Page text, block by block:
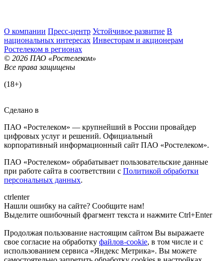
О компании Пресс-центр Устойчивое развитие В
национальных интересах Инвесторам и акционерам
Ростелеком в регионах
© 2026 ПАО «Ростелеком»
Все права защищены
(18+)
Сделано в
ПАО «Ростелеком» — крупнейший в России провайдер
цифровых услуг и решений. Официальный
корпоративный информационный сайт ПАО «Ростелеком».
ПАО «Ростелеком» обрабатывает пользовательские данные
при работе сайта в соответствии с Политикой обработки
персональных данных.
ctrlenter
Нашли ошибку на сайте? Сообщите нам!
Выделите ошибочный фрагмент текста и нажмите Ctrl+Enter
Продолжая пользование настоящим сайтом Вы выражаете
свое согласие на обработку файлов-cookie, в том числе и с
использованием сервиса «Яндекс Метрика». Вы можете